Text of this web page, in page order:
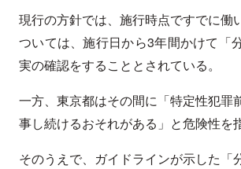
現行の方針では、施行時点ですでに働
ついては、施行日から3年間かけて「
実の確認をすることとされている。
一方、東京都はその間に「特定性犯罪
事し続けるおそれがある」と危険性を
そのうえで、ガイドラインが示した「